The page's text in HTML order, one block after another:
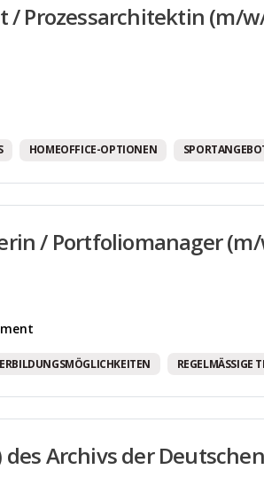
/ Prozessarchitektin (m/
HOMEOFFICE-OPTIONEN
/ Portfoliomanager
REGELMÄSSIGE
Archivs der